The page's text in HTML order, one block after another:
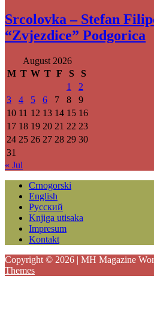
Srcolovka – Stefan
“Zvjezdice” Podgorica
August 2026
M T W T F S
S
1
2
3
4 5 6 7 8
9
10 11 12 13 14 15 16
17 18 19 20 21 22 23
24 25 26 27 28 29 30
31
« Jul
Crnogorski
English
Русский
Knjiga utisaka
Impresum
Kontakt
Copyright © 2026 | MH Magazine
Themes